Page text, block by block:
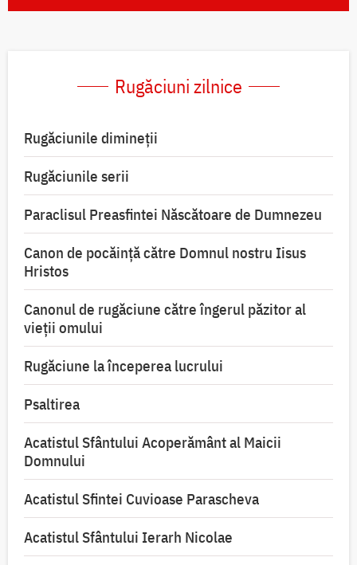
Rugăciuni zilnice
Rugăciunile dimineții
Rugăciunile serii
Paraclisul Preasfintei Născătoare de Dumnezeu
Canon de pocăință către Domnul nostru Iisus
Hristos
Canonul de rugăciune către îngerul păzitor al
vieții omului
Rugăciune la începerea lucrului
Psaltirea
Acatistul Sfântului Acoperământ al Maicii
Domnului
Acatistul Sfintei Cuvioase Parascheva
Acatistul Sfântului Ierarh Nicolae